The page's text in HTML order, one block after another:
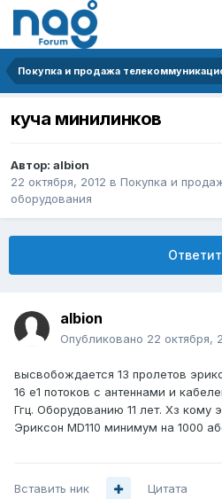
куча минилинков
Автор: albion
22 октября, 2012 в Покупка и
оборудования
albion
Опубликовано 22 октября,
высвобождается 13 пролетов
16 e1 потоков с антеннами и
Ггц. Оборудованию 11 лет. Хз кому
Эриксон MD110 минимум на 1000
Вставить ник Цитата